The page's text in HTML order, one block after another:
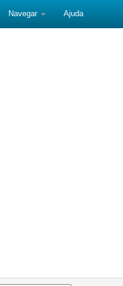
Navegar Ajuda